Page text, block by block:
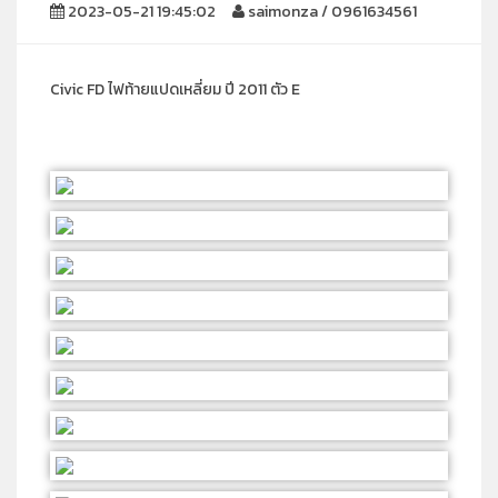
2023-05-21 19:45:02 saimonza / 0961634561
Civic FD ไฟท้ายแปดเหลี่ยม ปี 2011 ตัว E